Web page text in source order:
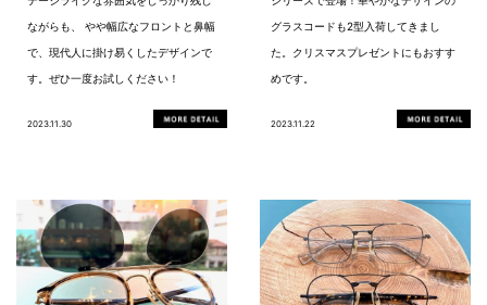
ながらも、 やや幅広なフロントと鼻幅
で、現代人に掛け易くしたデザインで
す。ぜひ一度お試しください！
2023.11.30
グラスコードも2型入荷してきまし
た。クリスマスプレゼントにもおすす
めです。
2023.11.22